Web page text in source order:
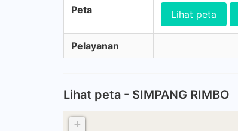
Peta Lihat peta
Pelayanan
Lihat peta - SIMPANG RIMBO
+